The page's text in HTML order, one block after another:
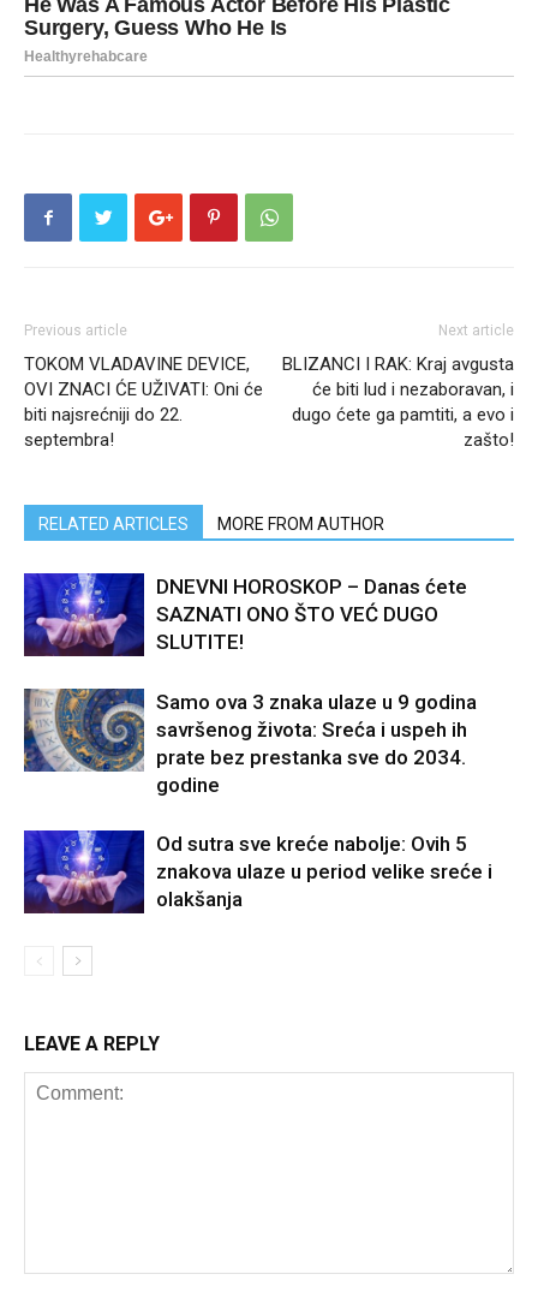
Previous article
TOKOM VLADAVINE DEVICE,
OVI ZNACI ĆE UŽIVATI: Oni će
biti najsrećniji do 22.
septembra!
Next article
BLIZANCI I RAK: Kraj avgusta
će biti lud i nezaboravan, i
dugo ćete ga pamtiti, a evo i
zašto!
RELATED ARTICLES MORE FROM AUTHOR
DNEVNI HOROSKOP – Danas ćete
SAZNATI ONO ŠTO VEĆ DUGO
SLUTITE!
Samo ova 3 znaka ulaze u 9 godina
savršenog života: Sreća i uspeh ih
prate bez prestanka sve do 2034.
godine
Od sutra sve kreće nabolje: Ovih 5
znakova ulaze u period velike sreće i
olakšanja
LEAVE A REPLY